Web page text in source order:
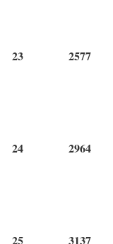
23 2577
24 2964
25 3137